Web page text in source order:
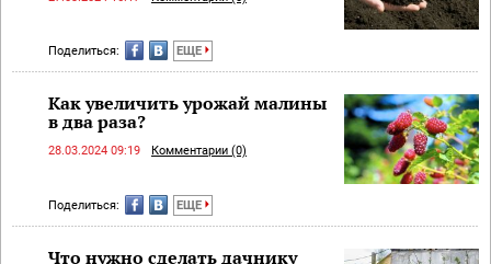
Поделиться: ЕЩЕ
Как увеличить урожай малины
в два раза?
28.03.2024 09:19 Комментарии (0)
Поделиться: ЕЩЕ
Что нужно сделать дачнику